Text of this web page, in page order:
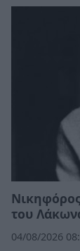
του
04/08/2026